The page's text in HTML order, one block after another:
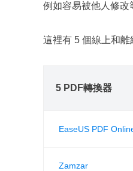
例如容易被他人修改
這裡有 5 個線上和離
5 PDF轉換器
EaseUS PDF
Zamzar